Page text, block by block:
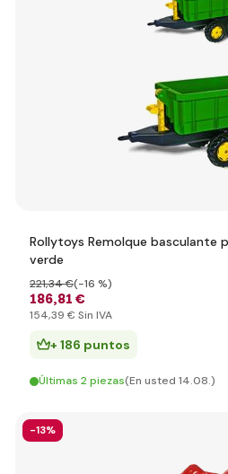
Rollytoys Remolque basculante
verde
186,81 €
221,34 €(-16 %)
154,39 € Sin IVA
+ 186 puntos
Últimas 2 piezas(En usted 14.08.)
-13%